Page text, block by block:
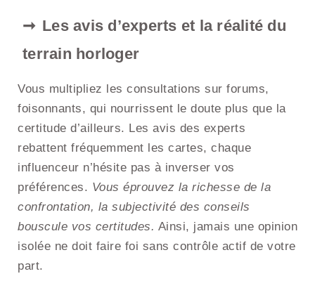
Les avis d’experts et la réalité du
terrain horloger
Vous multipliez les consultations sur forums,
foisonnants, qui nourrissent le doute plus que la
certitude d’ailleurs. Les avis des experts
rebattent fréquemment les cartes, chaque
influenceur n’hésite pas à inverser vos
préférences. Vous éprouvez la richesse de la
confrontation, la subjectivité des conseils
bouscule vos certitudes. Ainsi, jamais une opinion
isolée ne doit faire foi sans contrôle actif de votre
part.